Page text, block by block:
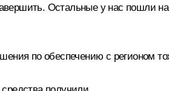
Остальные у нас пошли
по обеспечению с регионом